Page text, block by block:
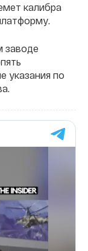
калибра
заводе
указания по